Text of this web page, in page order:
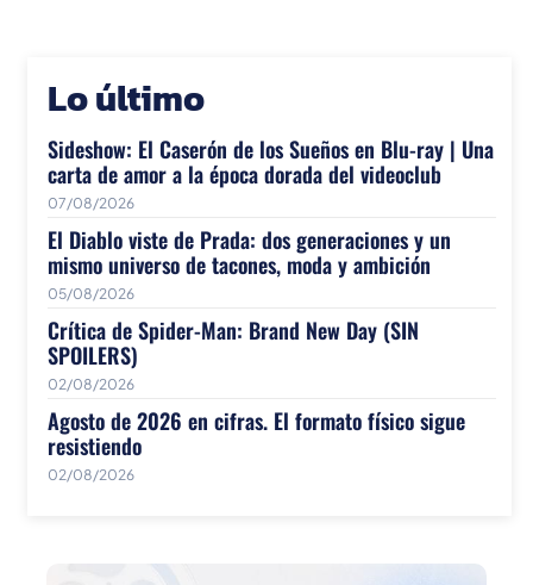
Lo último
Sideshow: El Caserón de los Sueños en Blu-ray | Una
carta de amor a la época dorada del videoclub
07/08/2026
El Diablo viste de Prada: dos generaciones y un
mismo universo de tacones, moda y ambición
05/08/2026
Crítica de Spider-Man: Brand New Day (SIN
SPOILERS)
02/08/2026
Agosto de 2026 en cifras. El formato físico sigue
resistiendo
02/08/2026